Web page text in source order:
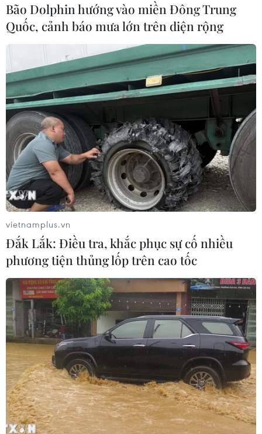
Bão Dolphin hướng vào miền Đông Trung
Quốc, cảnh báo mưa lớn trên diện rộng
vietnamplus.vn
Đắk Lắk: Điều tra, khắc phục sự cố nhiều
phương tiện thủng lốp trên cao tốc